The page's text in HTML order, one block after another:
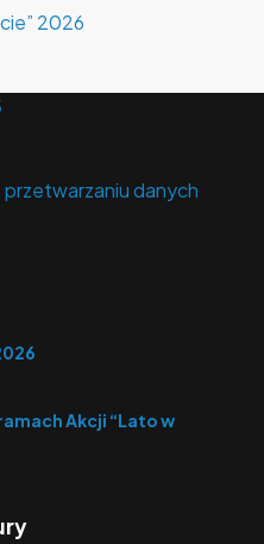
2026
przetwarzaniu danych
Akcji “Lato w